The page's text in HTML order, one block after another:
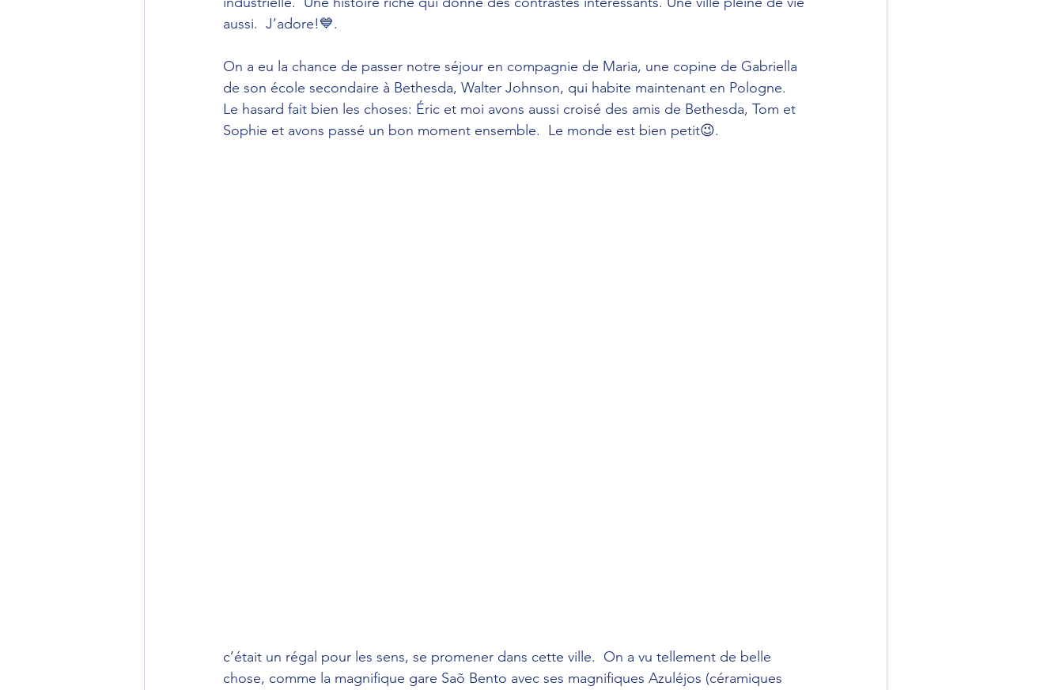
aussi.  J’adore!💙.
On a eu la chance de passer notre séjour en compagnie de Maria, une copine de Gabriella
de son école secondaire à Bethesda, Walter Johnson, qui habite maintenant en Pologne.
Le hasard fait bien les choses: Éric et moi avons aussi croisé des amis de Bethesda, Tom et
Sophie et avons passé un bon moment ensemble.  Le monde est bien petit😉.
c’était un régal pour les sens, se promener dans cette ville.  On a vu tellement de belle
chose, comme la magnifique gare Saõ Bento avec ses magnifiques Azuléjos (céramiques